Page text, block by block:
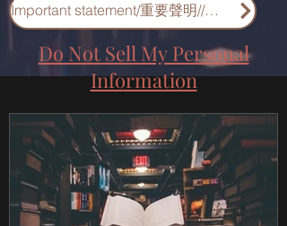
Important statement/重要聲明//重要申明
Do Not Sell My Personal
Information